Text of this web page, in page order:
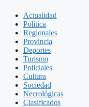
Actualidad
Política
Regionales
Provincia
Deportes
Turismo
Policiales
Cultura
Sociedad
Necrológicas
Clasificados